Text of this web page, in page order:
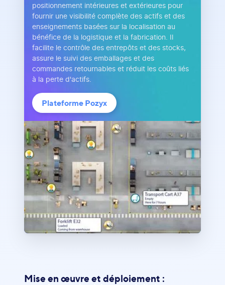
positionnement intérieures et extérieures pour
fournir une visibilité complète des actifs et des
enseignements basées sur la localisation au
bénéfice de la logistique et la fabrication. Il
facilite le contrôle des entrepôts et des stocks,
assure le suivi des emballages et des
commandes retournables et réduit les coûts liés
à la perte d'actifs.
Plateforme Pozyx
Mise en œuvre et déploiement :